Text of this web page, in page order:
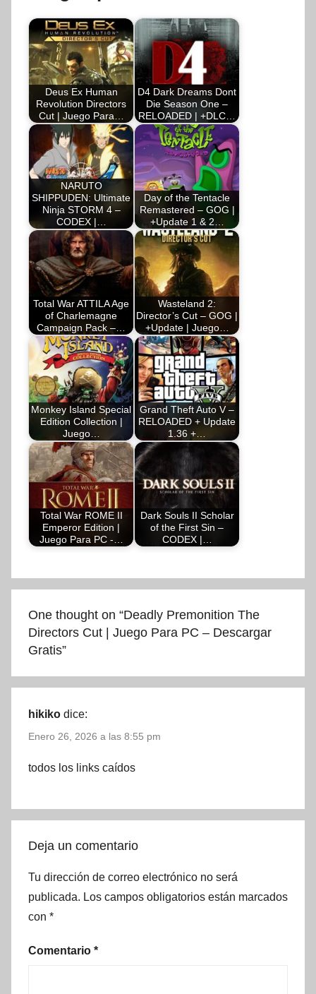
Deus Ex Human
Revolution Directors
Cut | Juego Para…
D4 Dark Dreams Dont
Die Season One –
RELOADED | +DLC…
NARUTO
SHIPPUDEN: Ultimate
Ninja STORM 4 –
CODEX |…
Day of the Tentacle
Remastered – GOG |
+Update 1 & 2…
Total War ATTILA Age
of Charlemagne
Campaign Pack –…
Wasteland 2:
Director’s Cut – GOG |
+Update | Juego…
Monkey Island Special
Edition Collection |
Juego…
Grand Theft Auto V –
RELOADED + Update
1.36 +…
Total War ROME II
Emperor Edition |
Juego Para PC -…
Dark Souls II Scholar
of the First Sin –
CODEX |…
One thought on “Deadly Premonition The
Directors Cut | Juego Para PC – Descargar
Gratis”
hikiko dice:
Enero 26, 2026 a las 8:55 pm
todos los links caídos
Deja un comentario
Tu dirección de correo electrónico no será
publicada. Los campos obligatorios están marcados
con *
Comentario *